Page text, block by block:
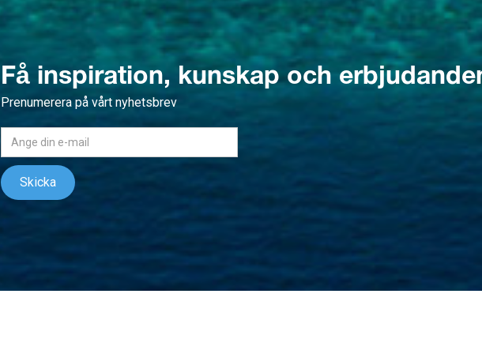
Få inspiration, kunskap och
Prenumerera på vårt nyhetsbrev